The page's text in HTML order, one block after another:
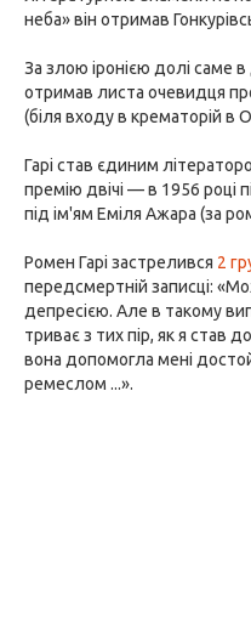
неба» він отримав
За злою іронією долі саме
отримав листа очевидця
(біля входу в крематорій в
Гарі став єдиним
премію двічі — в 1956 році
під ім'ям Еміля Ажара (за
Ромен Гарі застрелився 2
передсмертній записці:
депресією. Але в такому
триває з тих пір, як я став
вона допомогла мені
ремеслом ...».